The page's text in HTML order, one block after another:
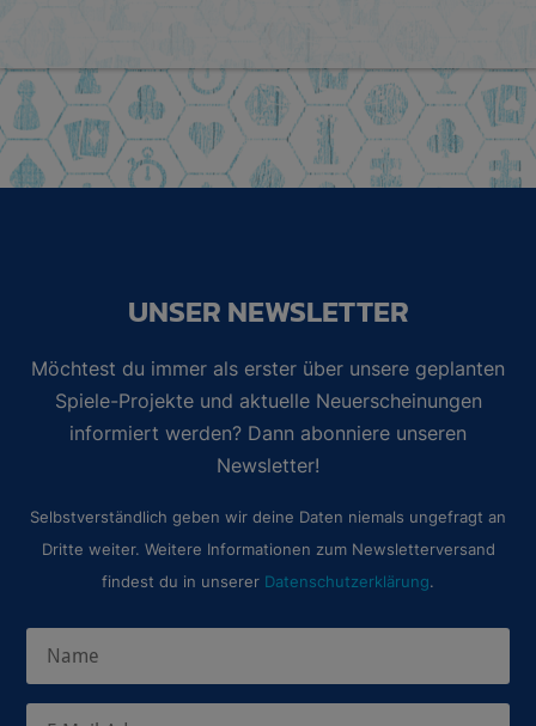
UNSER NEWSLETTER
Möchtest du immer als erster über unsere geplanten
Spiele-Projekte und aktuelle Neuerscheinungen
informiert werden? Dann abonniere unseren
Newsletter!
Selbstverständlich geben wir deine Daten niemals ungefragt an
Dritte weiter. Weitere Informationen zum Newsletterversand
findest du in unserer Datenschutzerklärung.